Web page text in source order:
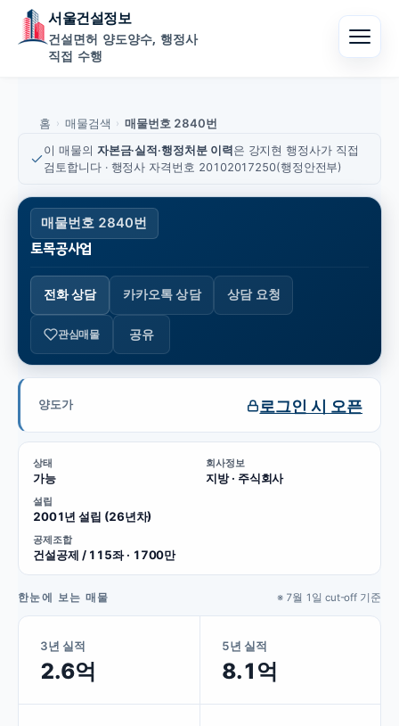
서울건설정보
건설면허 양도양수, 행정사
직접 수행
홈 › 매물검색 › 매물번호 2840번
이 매물의 자본금·실적·행정처분 이력 은 강지현 행정사가 직접
검토합니다 · 행정사 자격번호 20102017250(행정안전부)
매물번호 2840번
토목공사업
전화 상담 카카오톡 상담 상담 요청
관심매물 공유
양도가 로그인 시 오픈
상태
가능
회사정보
지방 · 주식회사
설립
2001년 설립 (26년차)
공제조합
건설공제 / 115좌 · 1700만
한눈에 보는 매물 ※ 7월 1일 cut-off 기준
3년 실적
2.6억
5년 실적
8.1억